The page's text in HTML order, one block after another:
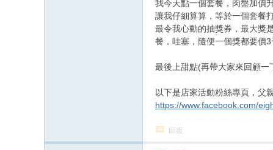
我今天點一個套餐，肉盤加價
讓我仔細算算，等於一個套餐
最令我心動的抽獎券，最大獎
餐，哇塞，隨便一個獎都要價
最後上甜點(再帶大家來回顧一
以下是店家活動粉絲專頁，父
https://www.facebook.com/
回復